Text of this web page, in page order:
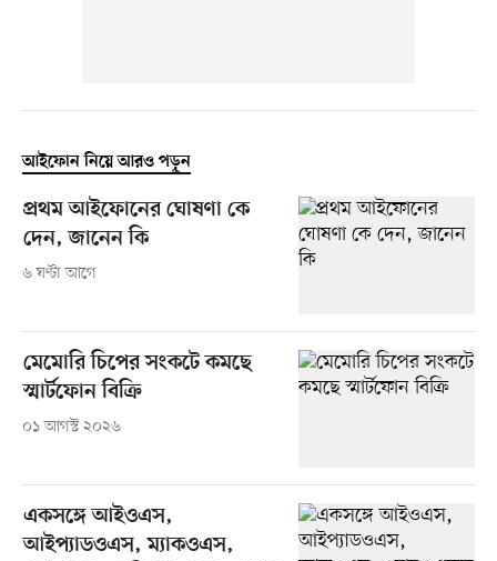
আইফোন নিয়ে আরও পড়ুন
প্রথম আইফোনের ঘোষণা কে
দেন, জানেন কি
৬ ঘণ্টা আগে
মেমোরি চিপের সংকটে কমছে
স্মার্টফোন বিক্রি
০১ আগস্ট ২০২৬
একসঙ্গে আইওএস,
আইপ্যাডওএস, ম্যাকওএস,